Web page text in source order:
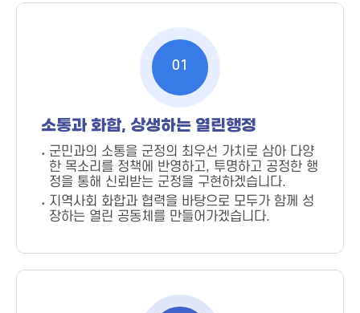
01
소통과 화합, 상생하는 열린행정
군민과의 소통을 군정의 최우선 가치로 삼아 다양
한 목소리를 정책에 반영하고, 투명하고 공정한 행
정을 통해 신뢰받는 군정을 구현하겠습니다.
지역사회 화합과 협력을 바탕으로 모두가 함께 성
장하는 열린 공동체를 만들어가겠습니다.